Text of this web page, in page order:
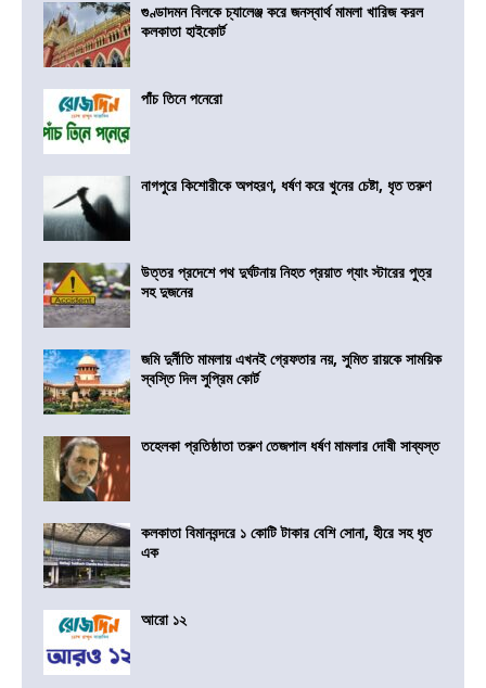
গুণ্ডাদমন বিলকে চ্যালেঞ্জ করে জনস্বার্থ মামলা খারিজ করল
কলকাতা হাইকোর্ট
পাঁচ তিনে পনেরো
নাগপুরে কিশোরীকে অপহরণ, ধর্ষণ করে খুনের চেষ্টা, ধৃত তরুণ
উত্তর প্রদেশে পথ দুর্ঘটনায় নিহত প্রয়াত গ্যাং স্টারের পুত্র
সহ দুজনের
জমি দুর্নীতি মামলায় এখনই গ্রেফতার নয়, সুমিত রায়কে সাময়িক
স্বস্তি দিল সুপ্রিম কোর্ট
তহেলকা প্রতিষ্ঠাতা তরুণ তেজপাল ধর্ষণ মামলার দোষী সাব্যস্ত
কলকাতা বিমানবন্দরে ১ কোটি টাকার বেশি সোনা, হীরে সহ ধৃত
এক
আরো ১২